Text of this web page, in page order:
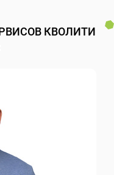
КВОЛИТИ